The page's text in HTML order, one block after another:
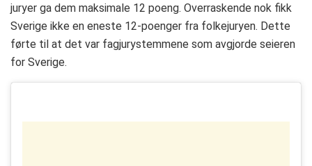
juryer ga dem maksimale 12 poeng. Overraskende nok fikk
Sverige ikke en eneste 12-poenger fra folkejuryen. Dette
førte til at det var fagjurystemmene som avgjorde seieren
for Sverige.